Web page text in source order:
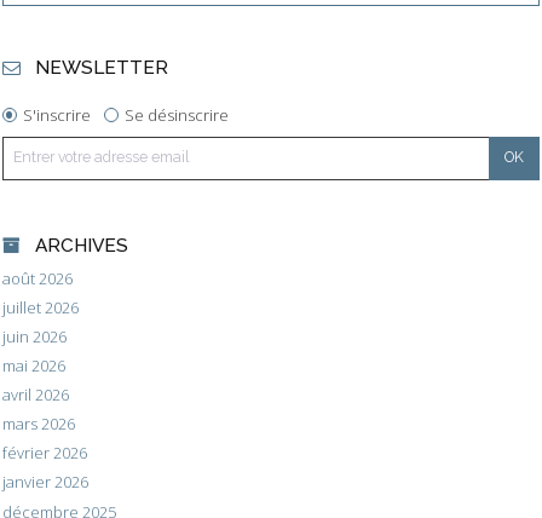
NEWSLETTER
S'inscrire Se désinscrire
ARCHIVES
août 2026
juillet 2026
juin 2026
mai 2026
avril 2026
mars 2026
février 2026
janvier 2026
décembre 2025